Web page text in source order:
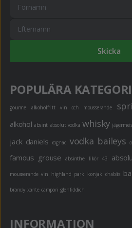
Skicka
POPULÄRA
gourme alkoholfritt vin och mousserande
alkohol absint absolut vodka whisky
jack daniels cognac vodka baileys
famous grouse absinthe likör 43
mousserande vin highland park konjak chablis
brandy xante campari glenfiddich
INFORMATION